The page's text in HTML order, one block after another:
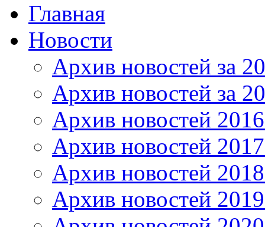
Главная
Новости
Архив новостей за
Архив новостей за
Архив новостей
Архив новостей
Архив новостей
Архив новостей